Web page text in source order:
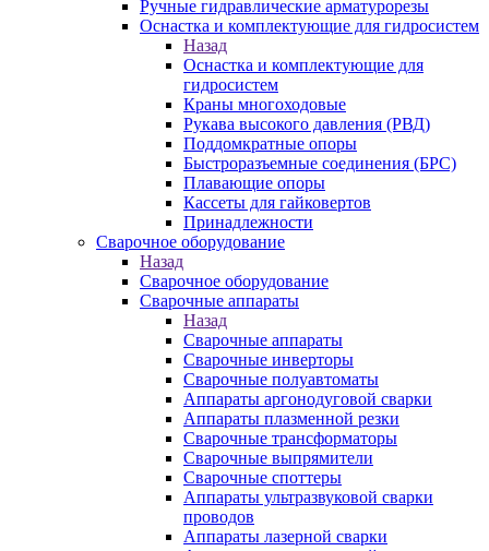
Ручные гидравлические арматурорезы
Оснастка и комплектующие для гидросистем
Назад
Оснастка и комплектующие для
гидросистем
Краны многоходовые
Рукава высокого давления (РВД)
Поддомкратные опоры
Быстроразъемные соединения (БРС)
Плавающие опоры
Кассеты для гайковертов
Принадлежности
Сварочное оборудование
Назад
Сварочное оборудование
Сварочные аппараты
Назад
Сварочные аппараты
Сварочные инверторы
Сварочные полуавтоматы
Аппараты аргонодуговой сварки
Аппараты плазменной резки
Сварочные трансформаторы
Сварочные выпрямители
Сварочные споттеры
Аппараты ультразвуковой сварки
проводов
Аппараты лазерной сварки